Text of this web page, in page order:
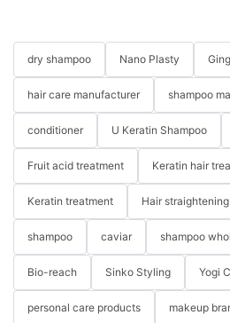
dry shampoo Nano Plasty
hair care manufacturer shampoo
conditioner U Keratin Shampoo
Fruit acid treatment Keratin hair
Keratin treatment Hair
shampoo caviar shampoo
Bio-reach Sinko Styling Yogi
personal care products makeup